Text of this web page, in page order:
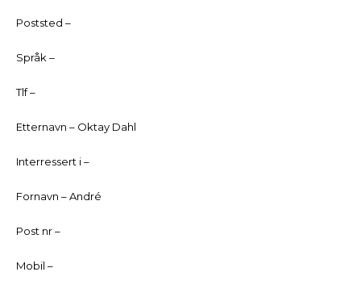
Poststed –
Språk –
Tlf –
Etternavn – Oktay Dahl
Interressert i –
Fornavn – André
Post nr –
Mobil –